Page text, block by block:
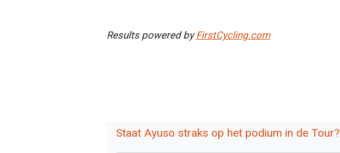
Results powered byFirstCycling.com
Staat Ayuso straks op het podium in de Tour?